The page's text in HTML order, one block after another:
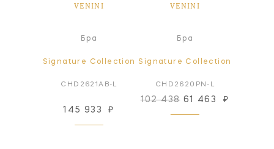
VENINI
Бра
Signature Collection
CHD2621AB-L
145 933 ₽
VENINI
Бра
Signature Collection
CHD2620PN-L
102 43861 463 ₽